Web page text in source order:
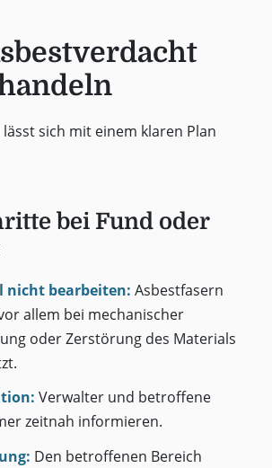
sich mit einem klaren Plan
bei Fund oder
nicht bearbeiten: Asbestfasern
allem bei mechanischer
oder Zerstörung des Materials
Verwalter und betroffene
zeitnah informieren.
Den betroffenen Bereich